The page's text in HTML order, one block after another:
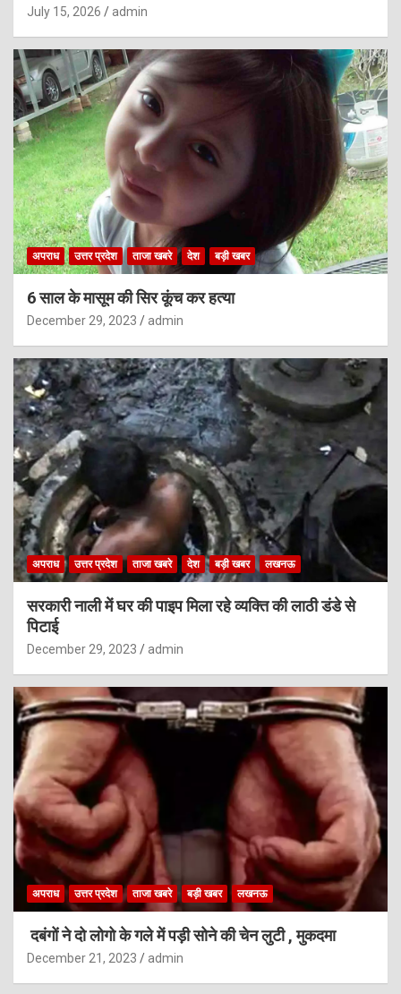
July 15, 2026 admin
अपराध उत्तर प्रदेश ताजा खबरे देश बड़ी खबर
6 साल के मासूम की सिर कूंच कर हत्या
December 29, 2023 admin
अपराध उत्तर प्रदेश ताजा खबरे देश बड़ी खबर लखनऊ
सरकारी नाली में घर की पाइप मिला रहे व्यक्ति की लाठी डंडे से
पिटाई
December 29, 2023 admin
अपराध उत्तर प्रदेश ताजा खबरे बड़ी खबर लखनऊ
दबंगों ने दो लोगो के गले में पड़ी सोने की चेन लुटी , मुकदमा
December 21, 2023 admin